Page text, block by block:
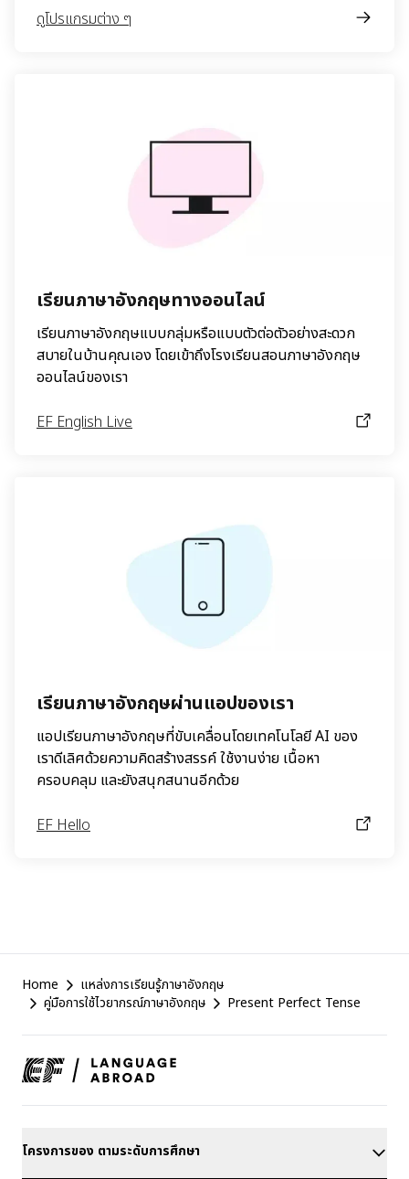
ดูโปรแกรมต่าง ๆ
เรียนภาษาอังกฤษทางออนไลน์
เรียนภาษาอังกฤษแบบกลุ่มหรือแบบตัวต่อตัวอย่างสะดวก
สบายในบ้านคุณเอง โดยเข้าถึงโรงเรียนสอนภาษาอังกฤษ
ออนไลน์ของเรา
EF English Live
เรียนภาษาอังกฤษผ่านแอปของเรา
แอปเรียนภาษาอังกฤษที่ขับเคลื่อนโดยเทคโนโลยี AI ของ
เราดีเลิศด้วยความคิดสร้างสรรค์ ใช้งานง่าย เนื้อหา
ครอบคลุม และยังสนุกสนานอีกด้วย
EF Hello
Footer
Home
แหล่งการเรียนรู้ภาษาอังกฤษ
คู่มือการใช้ไวยากรณ์ภาษาอังกฤษ
Present Perfect Tense
โครงการของ ตามระดับการศึกษา